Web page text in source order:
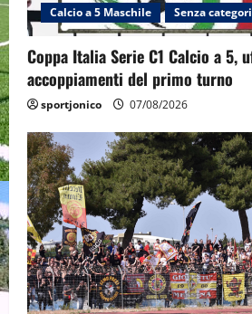
Calcio a 5 Maschile Senza
Coppa Italia Serie C1 Calcio a 5,
accoppiamenti del primo turno
sportjonico 07/08/2026